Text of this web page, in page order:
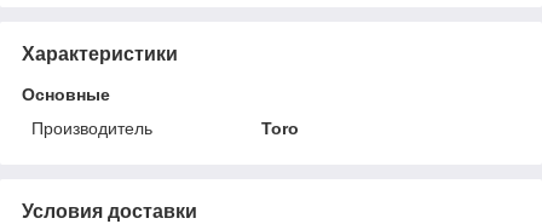
Характеристики
Основные
Производитель
Toro
Условия доставки